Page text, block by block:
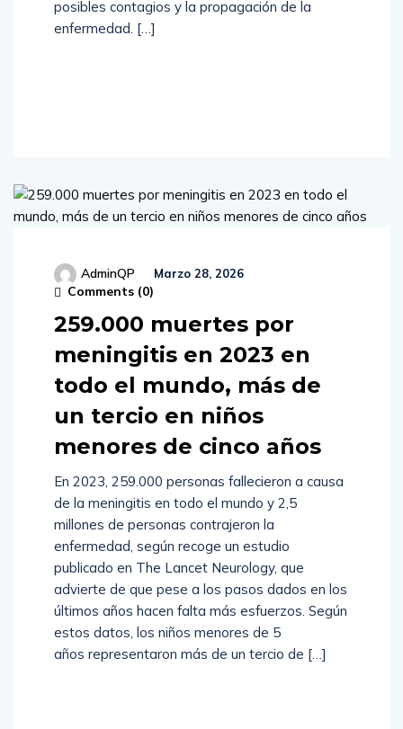
posibles contagios y la propagación de la
enfermedad. […]
AdminQP Marzo 28, 2026
Comments (0)
259.000 muertes por
meningitis en 2023 en
todo el mundo, más de
un tercio en niños
menores de cinco años
En 2023, 259.000 personas fallecieron a causa
de la meningitis en todo el mundo y 2,5
millones de personas contrajeron la
enfermedad, según recoge un estudio
publicado en The Lancet Neurology, que
advierte de que pese a los pasos dados en los
últimos años hacen falta más esfuerzos. Según
estos datos, los niños menores de 5
años representaron más de un tercio de […]